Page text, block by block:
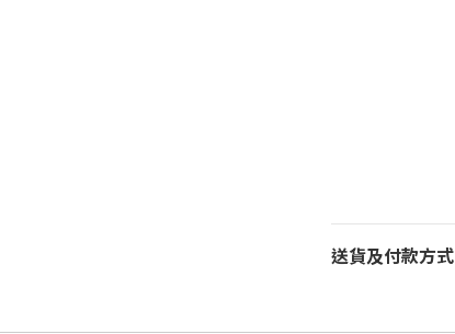
送貨及付款方式